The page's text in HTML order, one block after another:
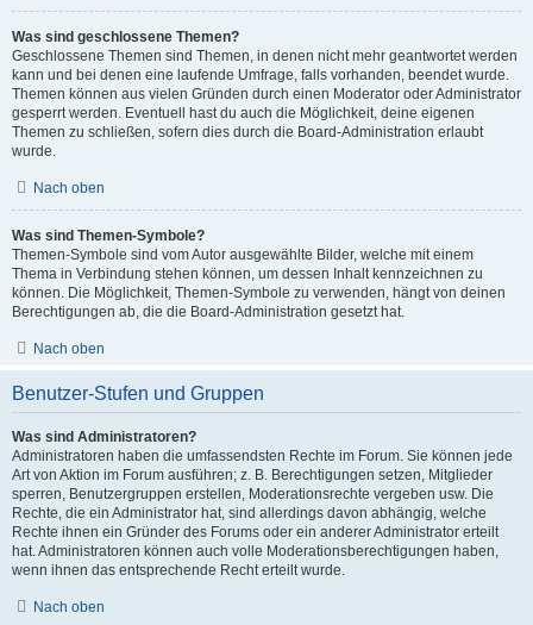
Was sind geschlossene Themen?
Geschlossene Themen sind Themen, in denen nicht mehr geantwortet werden
kann und bei denen eine laufende Umfrage, falls vorhanden, beendet wurde.
Themen können aus vielen Gründen durch einen Moderator oder Administrator
gesperrt werden. Eventuell hast du auch die Möglichkeit, deine eigenen
Themen zu schließen, sofern dies durch die Board-Administration erlaubt
wurde.
Nach oben
Was sind Themen-Symbole?
Themen-Symbole sind vom Autor ausgewählte Bilder, welche mit einem
Thema in Verbindung stehen können, um dessen Inhalt kennzeichnen zu
können. Die Möglichkeit, Themen-Symbole zu verwenden, hängt von deinen
Berechtigungen ab, die die Board-Administration gesetzt hat.
Nach oben
Benutzer-Stufen und Gruppen
Was sind Administratoren?
Administratoren haben die umfassendsten Rechte im Forum. Sie können jede
Art von Aktion im Forum ausführen; z. B. Berechtigungen setzen, Mitglieder
sperren, Benutzergruppen erstellen, Moderationsrechte vergeben usw. Die
Rechte, die ein Administrator hat, sind allerdings davon abhängig, welche
Rechte ihnen ein Gründer des Forums oder ein anderer Administrator erteilt
hat. Administratoren können auch volle Moderationsberechtigungen haben,
wenn ihnen das entsprechende Recht erteilt wurde.
Nach oben